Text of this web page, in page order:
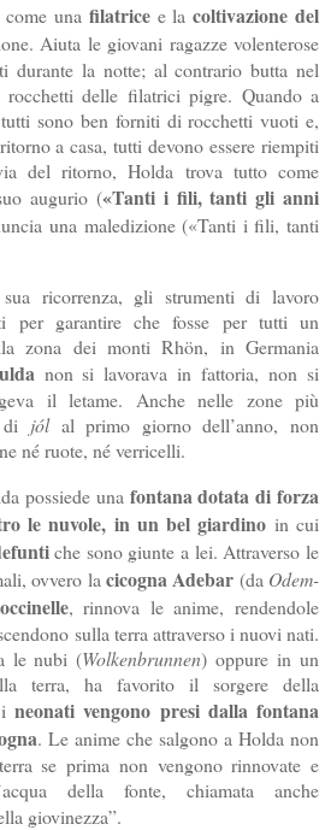
una filatricee lacoltivazione del
Aiuta le giovani ragazze volenterose
durante la notte; al contrario butta nel
delle filatrici pigre. Quando a
sono ben forniti di rocchetti vuoti e,
a casa, tutti devono essere riempiti
del ritorno, Holda trova tutto come
augurio («Tanti i fili, tanti gli anni
una maledizione («Tanti i fili, tanti
ricorrenza, gli strumenti di lavoro
per garantire che fosse per tutti un
zona dei monti Rhön, in Germania
non si lavorava in fattoria, non si
il letame. Anche nelle zone più
jólal primo giorno dell’anno, non
né ruote, né verricelli.
possiede una fontana dotata di forza
le nuvole, in un bel giardino in cui
che sono giunte a lei. Attraverso le
ovvero la cicognaAdebar (da Odem-
, rinnova le anime, rendendole
sulla terra attraverso i nuovi nati.
le nubi (Wolkenbrunnen) oppure in un
terra, ha favorito il sorgere della
neonati vengono presi dalla fontana
. Le anime che salgono a Holda non
se prima non vengono rinnovate e
della fonte, chiamata anche
giovinezza”.